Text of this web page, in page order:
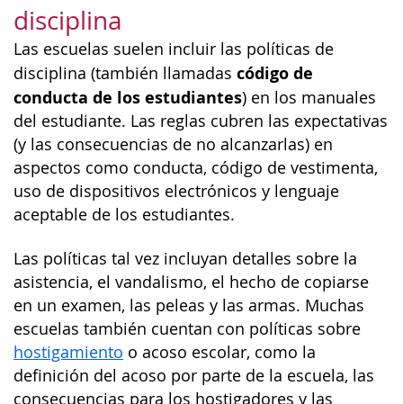
disciplina
Las escuelas suelen incluir las políticas de
disciplina (también llamadas código de
conducta de los estudiantes) en los manuales
del estudiante. Las reglas cubren las expectativas
(y las consecuencias de no alcanzarlas) en
aspectos como conducta, código de vestimenta,
uso de dispositivos electrónicos y lenguaje
aceptable de los estudiantes.
Las políticas tal vez incluyan detalles sobre la
asistencia, el vandalismo, el hecho de copiarse
en un examen, las peleas y las armas. Muchas
escuelas también cuentan con políticas sobre
hostigamiento o acoso escolar, como la
definición del acoso por parte de la escuela, las
consecuencias para los hostigadores y las